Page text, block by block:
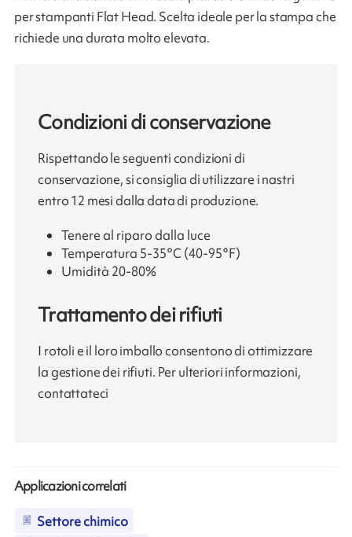
per stampanti Flat Head. Scelta ideale per la stampa che
richiede una durata molto elevata.
Condizioni di conservazione
Rispettando le seguenti condizioni di
conservazione, si consiglia di utilizzare i nastri
entro 12 mesi dalla data di produzione.
Tenere al riparo dalla luce
Temperatura 5-35°C (40-95°F)
Umidità 20-80%
Trattamento dei rifiuti
I rotoli e il loro imballo consentono di ottimizzare
la gestione dei rifiuti. Per ulteriori informazioni,
contattateci
Applicazioni correlati
Settore chimico